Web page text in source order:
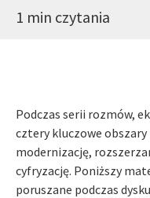
1 min czytania
Podczas serii rozmów,
cztery kluczowe
modernizację,
cyfryzację. Poniższy
poruszane podczas